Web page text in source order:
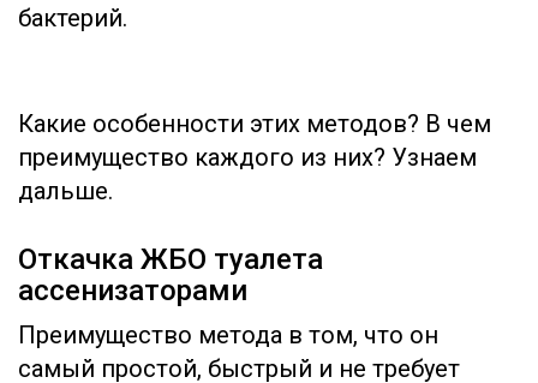
бактерий.
Какие особенности этих методов? В чем
преимущество каждого из них? Узнаем
дальше.
Откачка ЖБО туалета
ассенизаторами
Преимущество метода в том, что он
самый простой, быстрый и не требует